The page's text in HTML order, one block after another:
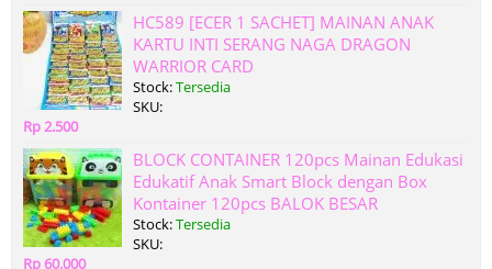
HC589 [ECER 1 SACHET] MAINAN ANAK
KARTU INTI SERANG NAGA DRAGON
WARRIOR CARD
Stock:Tersedia
SKU:
Rp 2.500
BLOCK CONTAINER 120pcs Mainan Edukasi
Edukatif Anak Smart Block dengan Box
Kontainer 120pcs BALOK BESAR
Stock:Tersedia
SKU:
Rp 60.000